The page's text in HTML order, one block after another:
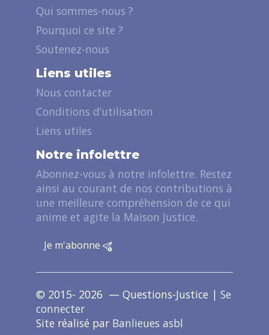
Qui sommes-nous ?
Pourquoi ce site ?
Soutenez-nous
Liens utiles
Nous contacter
Conditions d’utilisation
Liens utiles
Notre infolettre
Abonnez-vous à notre infolettre. Restez
ainsi au courant de nos contributions à
une meilleure compréhension de ce qui
anime et agite la Maison Justice.
Je m'abonne
© 2015- 2026 — Questions-Justice | Se
connecter
Site réalisé par Banlieues asbl